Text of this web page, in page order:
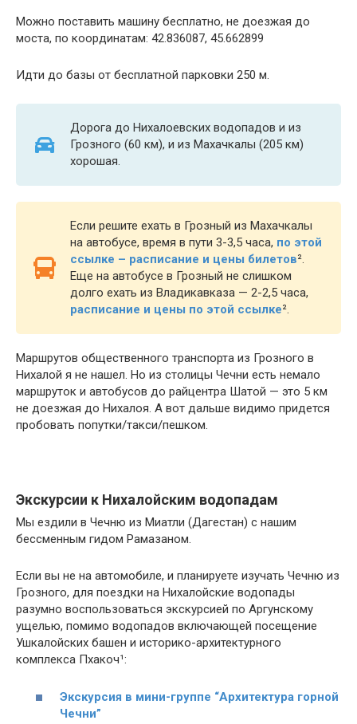
Можно поставить машину бесплатно, не доезжая до
моста, по координатам: 42.836087, 45.662899
Идти до базы от бесплатной парковки 250 м.
Дорога до Нихалоевских водопадов и из
Грозного (60 км), и из Махачкалы (205 км)
хорошая.
Если решите ехать в Грозный из Махачкалы
на автобусе, время в пути 3-3,5 часа, по этой
ссылке – расписание и цены билетов².
Еще на автобусе в Грозный не слишком
долго ехать из Владикавказа — 2-2,5 часа,
расписание и цены по этой ссылке².
Маршрутов общественного транспорта из Грозного в
Нихалой я не нашел. Но из столицы Чечни есть немало
маршруток и автобусов до райцентра Шатой — это 5 км
не доезжая до Нихалоя. А вот дальше видимо придется
пробовать попутки/такси/пешком.
Экскурсии к Нихалойским водопадам
Мы ездили в Чечню из Миатли (Дагестан) с нашим
бессменным гидом Рамазаном.
Если вы не на автомобиле, и планируете изучать Чечню из
Грозного, для поездки на Нихалойские водопады
разумно воспользоваться экскурсией по Аргунскому
ущелью, помимо водопадов включающей посещение
Ушкалойских башен и историко-архитектурного
комплекса Пхакоч¹:
Экскурсия в мини-группе “Архитектура горной
Чечни”